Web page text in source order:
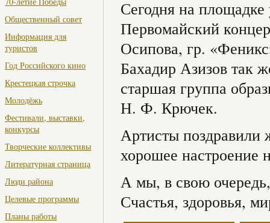
Общественный совет
Информация для
туристов
Год Российского кино
Крестецкая строчка
Молодёжь
Фестивали, выставки,
конкурсы
Творческие коллективы
Литературная страница
Люди района
Целевые программы
Планы работы
Сегодня на площадке
Первомайский
Осипова, гр.
Бахадир Азизов так
старшая группа
Н. Ф. Крючек.
Артисты поздравили
хорошее настроение
А мы, в свою
Счастья, здоровья,